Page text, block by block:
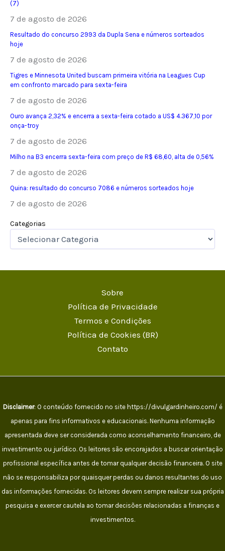
(7)
7 de agosto de 2026
Resultado do concurso 2993 da Dupla Sena e números sorteados
hoje
7 de agosto de 2026
Tigres e Minnesota United buscam primeira vitória na Leagues Cup
em confronto marcado para sexta-feira
7 de agosto de 2026
Ouro avança 2,32% e encerra a sexta-feira cotado a US$ 4.367,10 por
onça-troy
7 de agosto de 2026
Milho na B3 encerra sexta-feira com preço de R$ 68,60, alta de 0,56%
7 de agosto de 2026
Quina: resultado do concurso 7086 e números sorteados hoje
7 de agosto de 2026
Categorias
Sobre
Política de Privacidade
Termos e Condições
Política de Cookies (BR)
Contato
Disclaimer: O conteúdo fornecido no site https://divulgardinheiro.com/ é
apenas para fins informativos e educacionais. Nenhuma informação
apresentada deve ser considerada como aconselhamento financeiro, de
investimento ou jurídico. Os leitores são encorajados a buscar orientação
profissional específica antes de tomar qualquer decisão financeira. O site
não se responsabiliza por quaisquer perdas ou danos resultantes do uso
das informações fornecidas. Os leitores devem sempre realizar sua própria
pesquisa e exercer cautela ao tomar decisões relacionadas a finanças e
investimentos.